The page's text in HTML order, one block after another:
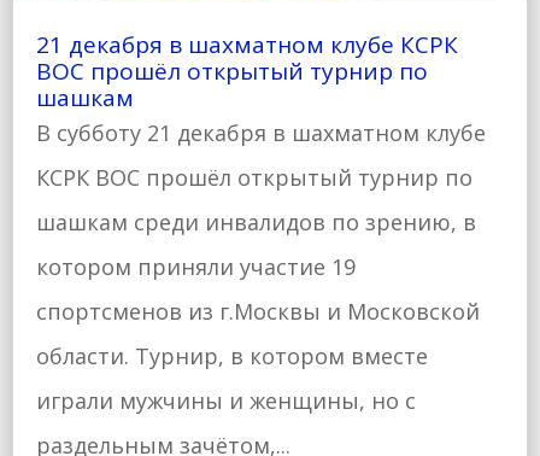
21 декабря в шахматном клубе КСРК
ВОС прошёл открытый турнир по
шашкам
В субботу 21 декабря в шахматном клубе
КСРК ВОС прошёл открытый турнир по
шашкам среди инвалидов по зрению, в
котором приняли участие 19
спортсменов из г.Москвы и Московской
области. Турнир, в котором вместе
играли мужчины и женщины, но с
раздельным зачётом,...